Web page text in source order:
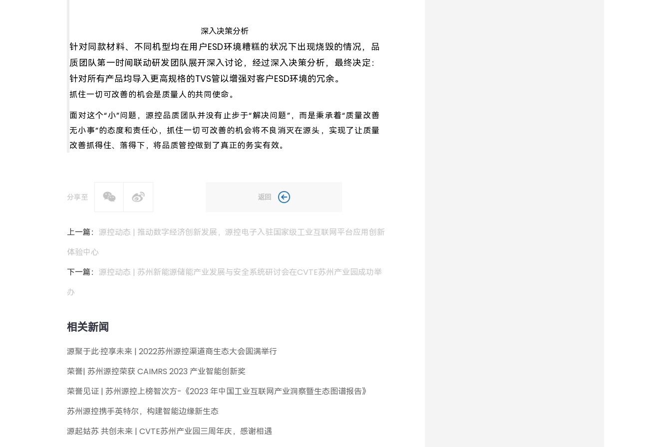
深入决策分析
针对同款材料、不同机型均在用户ESD环境糟糕的状况下出现烧毁的情况，品
质团队第一时间联动研发团队展开深入讨论，经过深入决策分析，最终决定：
针对所有产品均导入更高规格的TVS管以增强对客户ESD环境的冗余。
抓住一切可改善的机会是质量人的共同使命。
面对这个“小”问题，源控品质团队并没有止步于“解决问题”，而是秉承着“质量改善
无小事”的态度和责任心，抓住一切可改善的机会将不良消灭在源头，实现了让质量
改善抓得住、落得下，将品质管控做到了真正的务实有效。
分享至 返回
上一篇：源控动态 | 推动数字经济创新发展，源控电子入驻国家级工业互联网平台应用创新
体验中心
下一篇：源控动态 | 苏州新能源储能产业发展与安全系统研讨会在CVTE苏州产业园成功举
办
相关新闻
源聚于此·控享未来 | 2022苏州源控渠道商生态大会圆满举行
荣誉| 苏州源控荣获 CAIMRS 2023 产业智能创新奖
荣誉见证 | 苏州源控上榜智次方-《2023 年中国工业互联网产业洞察暨生态图谱报告》
苏州源控携手英特尔，构建智能边缘新生态
源起姑苏 共创未来 | CVTE苏州产业园三周年庆，感谢相遇